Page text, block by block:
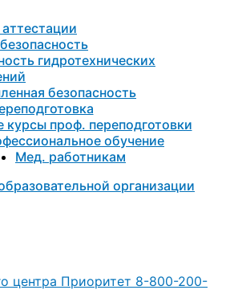
гидротехнических
безопасность
курсы проф. переподготовки
обучение
Мед. работникам
организации
8-800-200-